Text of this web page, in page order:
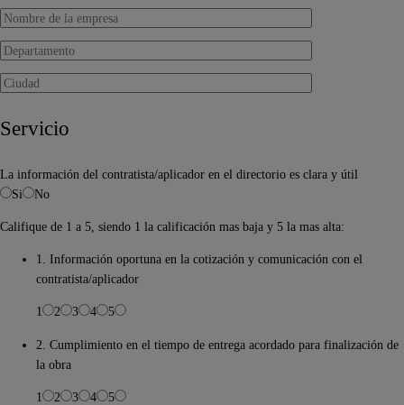
Servicio
La información del contratista/aplicador en el directorio es clara y útil
Si
No
Califique de 1 a 5, siendo 1 la calificación mas baja y 5 la mas alta:
1. Información oportuna en la cotización y comunicación con el
contratista/aplicador
1 2 3 4 5
2. Cumplimiento en el tiempo de entrega acordado para finalización de
la obra
1 2 3 4 5